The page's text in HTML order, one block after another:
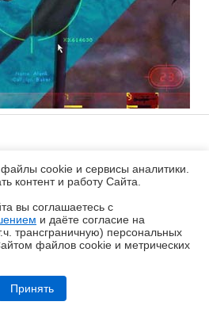
MSI EdgeXpert MS-C931
переводится как
удивится, потому как я
"свинцовый
даже по словам Трэша
скоро, что даже
она пожирает в случае если
cookie и сервисы аналитики.
контент и работу Cайта.
вы соглашаетесь с
и даёте согласие на
трансграничную) персональных
файлов cookie и метрических
Принять